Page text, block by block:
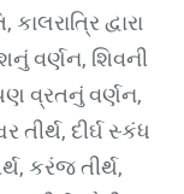
દ્વારા
વર્ણન, શિવની
વ્રતનું વર્ણન,
તીર્થ, દીર્ઘ સ્કંધ
કરંજ તીર્થ,